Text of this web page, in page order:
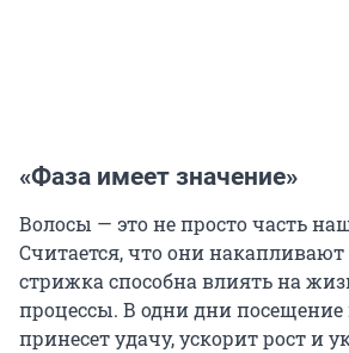
«Фаза имеет значение»
Волосы — это не просто часть
Считается, что они
стрижка способна влиять на
процессы. В одни дни
принесет удачу, ускорит рост и